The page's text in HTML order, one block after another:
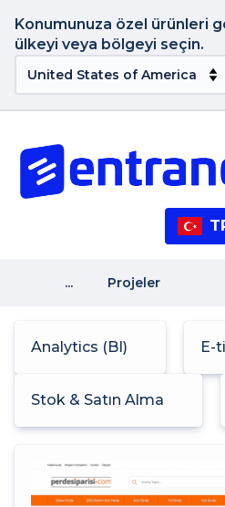
Konumunuza özel ürünleri
ülkeyi veya bölgeyi seçin.
... Projeler
Analytics (BI) E-
Stok & Satın Alma